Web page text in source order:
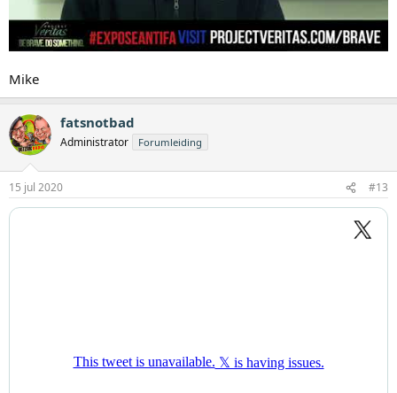
Mike
fatsnotbad
Administrator Forumleiding
15 jul 2020 #13